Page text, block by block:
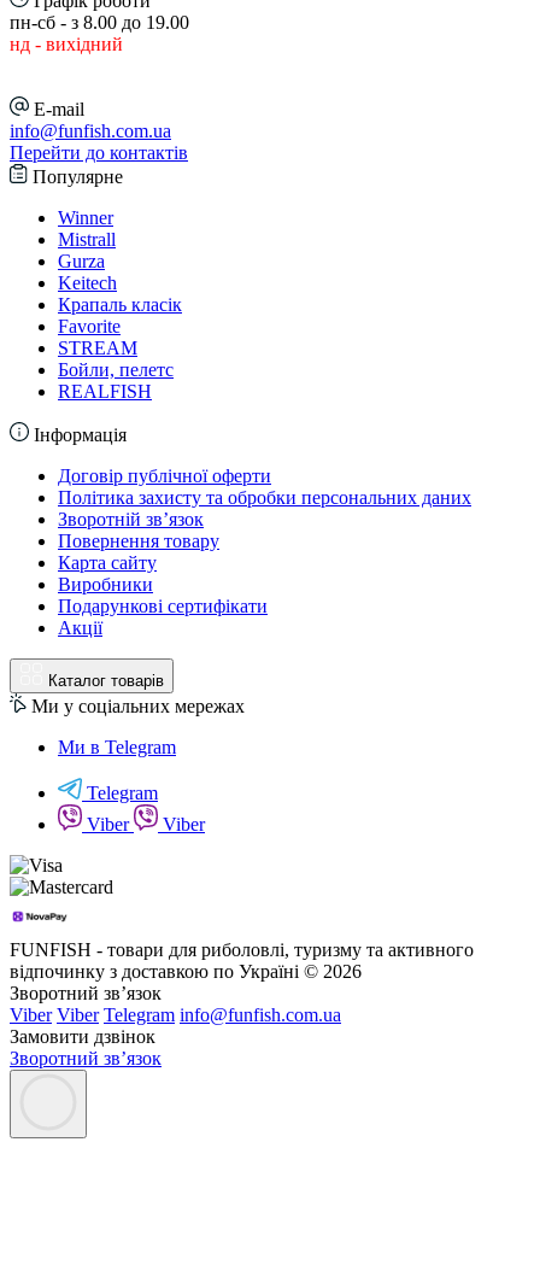
пн-сб - з 8.00 до 19.00
нд - вихідний
E-mail
info@funfish.com.ua
Перейти до контактів
Популярне
Winner
Mistrall
Gurza
Keitech
Крапаль класік
Favorite
STREAM
Бойли, пелетс
REALFISH
Інформація
Договір публічної оферти
Політика захисту та обробки персональних даних
Зворотній зв’язок
Повернення товару
Карта сайту
Виробники
Подарункові сертифікати
Акції
Каталог товарів
Ми у соціальних мережах
Ми в Telegram
Telegram
Viber
Viber
FUNFISH - товари для риболовлі, туризму та активного
відпочинку з доставкою по Україні © 2026
Зворотний зв’язок
Viber Viber Telegram info@funfish.com.ua
Замовити дзвінок
Зворотний зв’язок